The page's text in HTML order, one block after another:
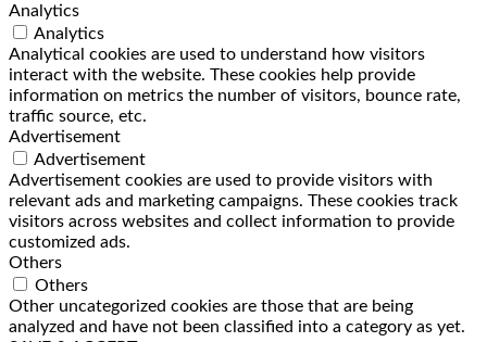
Analytics
Analytics
Analytical cookies are used to understand how visitors
interact with the website. These cookies help provide
information on metrics the number of visitors, bounce rate,
traffic source, etc.
Advertisement
Advertisement
Advertisement cookies are used to provide visitors with
relevant ads and marketing campaigns. These cookies track
visitors across websites and collect information to provide
customized ads.
Others
Others
Other uncategorized cookies are those that are being
analyzed and have not been classified into a category as yet.